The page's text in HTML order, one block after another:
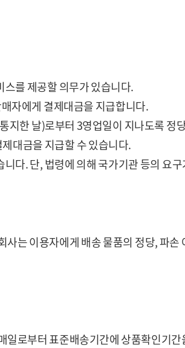
를 제공할 의무가 있습니다.
자에게 결제대금을 지급합니다.
지한 날)로부터 3영업일이 지나도록 정
대금을 지급할 수 있습니다.
다. 단, 법령에 의해 국가기관 등의 요
는 이용자에게 배송 물품의 정당, 파
로부터 표준배송기간에 상품확인기